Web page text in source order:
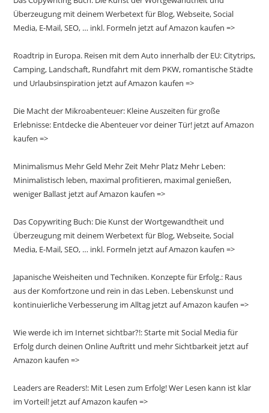
Überzeugung mit deinem Werbetext für Blog, Webseite, Social
Media, E-Mail, SEO, … inkl. Formeln jetzt auf Amazon kaufen =>
Roadtrip in Europa. Reisen mit dem Auto innerhalb der EU: Citytrips,
Camping, Landschaft, Rundfahrt mit dem PKW, romantische Städte
und Urlaubsinspiration jetzt auf Amazon kaufen =>
Die Macht der Mikroabenteuer: Kleine Auszeiten für große
Erlebnisse: Entdecke die Abenteuer vor deiner Tür! jetzt auf Amazon
kaufen =>
Minimalismus Mehr Geld Mehr Zeit Mehr Platz Mehr Leben:
Minimalistisch leben, maximal profitieren, maximal genießen,
weniger Ballast jetzt auf Amazon kaufen =>
Das Copywriting Buch: Die Kunst der Wortgewandtheit und
Überzeugung mit deinem Werbetext für Blog, Webseite, Social
Media, E-Mail, SEO, … inkl. Formeln jetzt auf Amazon kaufen =>
Japanische Weisheiten und Techniken. Konzepte für Erfolg.: Raus
aus der Komfortzone und rein in das Leben. Lebenskunst und
kontinuierliche Verbesserung im Alltag jetzt auf Amazon kaufen =>
Wie werde ich im Internet sichtbar?!: Starte mit Social Media für
Erfolg durch deinen Online Auftritt und mehr Sichtbarkeit jetzt auf
Amazon kaufen =>
Leaders are Readers!: Mit Lesen zum Erfolg! Wer Lesen kann ist klar
im Vorteil! jetzt auf Amazon kaufen =>